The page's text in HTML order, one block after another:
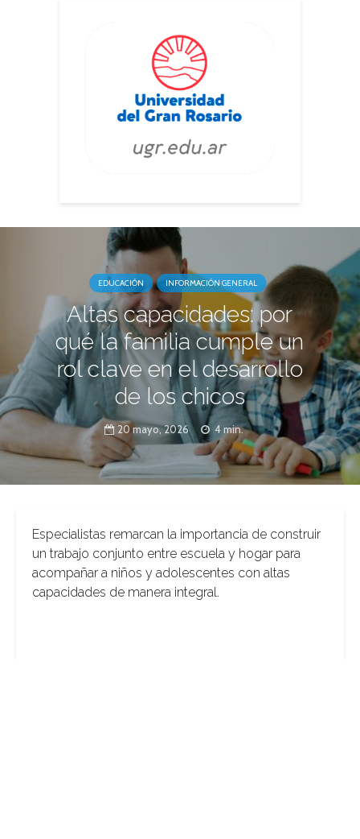
EDUCACIÓN INFORMACIÓN GENERAL
Altas capacidades: por
qué la familia cumple un
rol clave en el desarrollo
de los chicos
20 mayo, 2026 4 min.
Especialistas remarcan la importancia de construir
un trabajo conjunto entre escuela y hogar para
acompañar a niños y adolescentes con altas
capacidades de manera integral.